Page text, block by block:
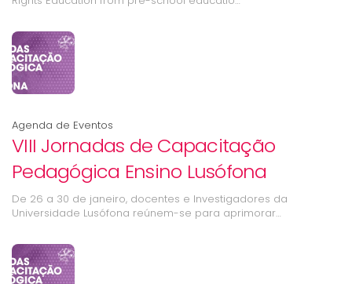
Agenda de Eventos
VIII Jornadas de Capacitação
Pedagógica Ensino Lusófona
De 26 a 30 de janeiro, docentes e Investigadores da
Universidade Lusófona reúnem-se para aprimorar…